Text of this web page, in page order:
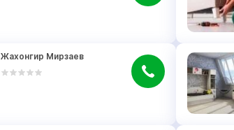
Жахонгир Мирзаев